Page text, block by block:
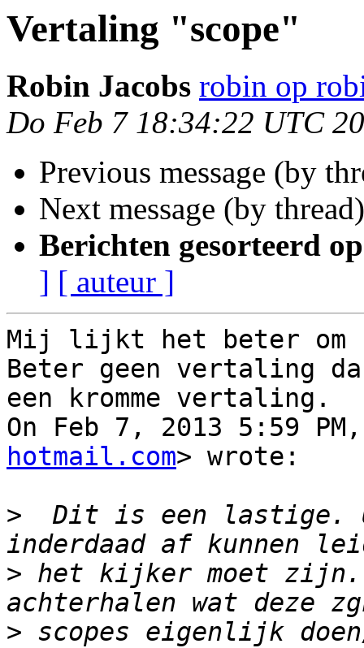
Vertaling "scope"
Robin Jacobs robin op
Do Feb 7 18:34:22 UTC
Previous message (by
Next message (by
Berichten gesorteerd
] [ auteur ]
Mij lijkt het beter om
Beter geen vertaling
een kromme vertaling.
On Feb 7, 2013 5:59
hotmail.com> wrote:
>
Dit is een lastige.
> het kijker moet zijn.
> scopes eigenlijk